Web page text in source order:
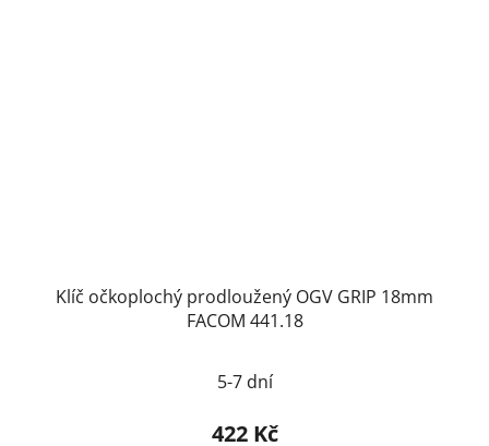
Klíč očkoplochý prodloužený OGV GRIP 18mm
FACOM 441.18
5-7 dní
422 Kč